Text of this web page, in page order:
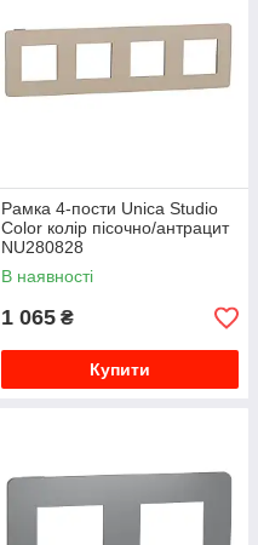
Рамка 4-пости Unica Studio
Color колір пісочно/антрацит
NU280828
В наявності
1 065 ₴
Купити